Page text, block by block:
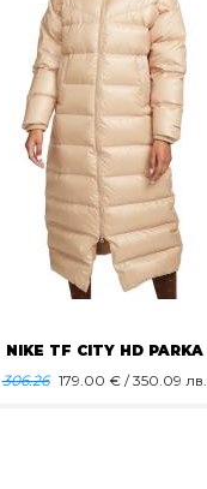
NIKE TF CITY HD PARKA
306.26 179.00 € / 350.09 лв.